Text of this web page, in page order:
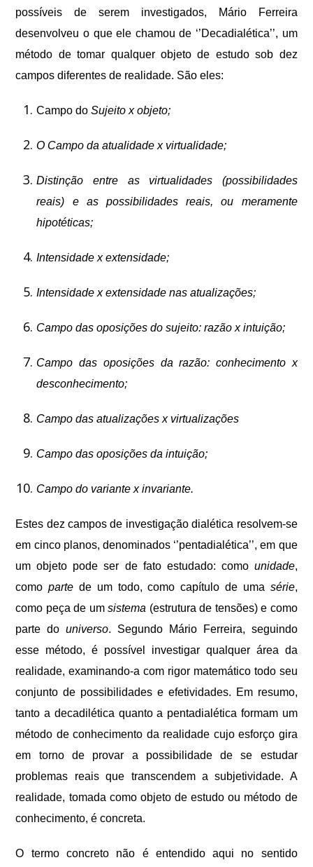
possíveis de serem investigados, Mário Ferreira
desenvolveu o que ele chamou de ‘’Decadialética’’, um
método de tomar qualquer objeto de estudo sob dez
campos diferentes de realidade. São eles:
Campo do Sujeito x objeto;
O Campo da atualidade x virtualidade;
Distinção entre as virtualidades (possibilidades
reais) e as possibilidades reais, ou meramente
hipotéticas;
Intensidade x extensidade;
Intensidade x extensidade nas atualizações;
Campo das oposições do sujeito: razão x intuição;
Campo das oposições da razão: conhecimento x
desconhecimento;
Campo das atualizações x virtualizações
Campo das oposições da intuição;
Campo do variante x invariante.
Estes dez campos de investigação dialética resolvem-se
em cinco planos, denominados ‘’pentadialética’’, em que
um objeto pode ser de fato estudado: como unidade,
comoparte de um todo, como capítulo de uma série,
como peça de umsistema (estrutura de tensões) e como
parte douniverso. Segundo Mário Ferreira, seguindo
esse método, é possível investigar qualquer área da
realidade, examinando-a com rigor matemático todo seu
conjunto de possibilidades e efetividades. Em resumo,
tanto a decadilética quanto a pentadialética formam um
método de conhecimento da realidade cujo esforço gira
em torno de provar a possibilidade de se estudar
problemas reais que transcendem a subjetividade. A
realidade, tomada como objeto de estudo ou método de
conhecimento, é concreta.
O termo concreto não é entendido aqui no sentido